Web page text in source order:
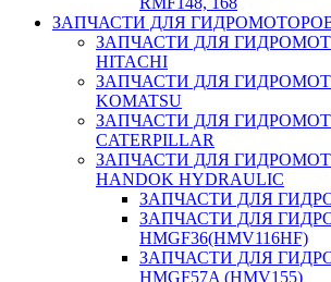
ЗАПЧАСТИ ДЛЯ
ЗАПЧАСТИ ДЛЯ
HITACHI
ЗАПЧАСТИ ДЛЯ
KOMATSU
ЗАПЧАСТИ ДЛЯ
CATERPILLAR
ЗАПЧАСТИ ДЛЯ
HANDOK HYDRAULIC
ЗАПЧАСТИ ДЛЯ
ЗАПЧАСТИ ДЛЯ
HMGF36(HMV116HF)
ЗАПЧАСТИ ДЛЯ
HMGF57A (HMV155)